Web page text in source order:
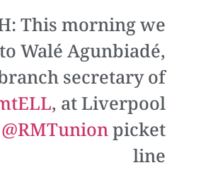
This morning we
Walé Agunbiadé,
secretary of
, at Liverpool
@RMTunionpicket
line